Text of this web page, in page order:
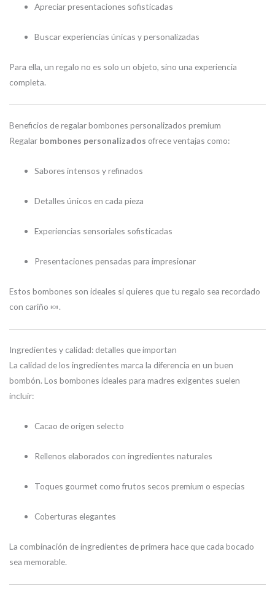
Apreciar presentaciones sofisticadas
Buscar experiencias únicas y personalizadas
Para ella, un regalo no es solo un objeto, sino una experiencia
completa.
Beneficios de regalar bombones personalizados premium
Regalar bombones personalizados ofrece ventajas como:
Sabores intensos y refinados
Detalles únicos en cada pieza
Experiencias sensoriales sofisticadas
Presentaciones pensadas para impresionar
Estos bombones son ideales si quieres que tu regalo sea recordado
con cariño 🍬.
Ingredientes y calidad: detalles que importan
La calidad de los ingredientes marca la diferencia en un buen
bombón. Los bombones ideales para madres exigentes suelen
incluir:
Cacao de origen selecto
Rellenos elaborados con ingredientes naturales
Toques gourmet como frutos secos premium o especias
Coberturas elegantes
La combinación de ingredientes de primera hace que cada bocado
sea memorable.